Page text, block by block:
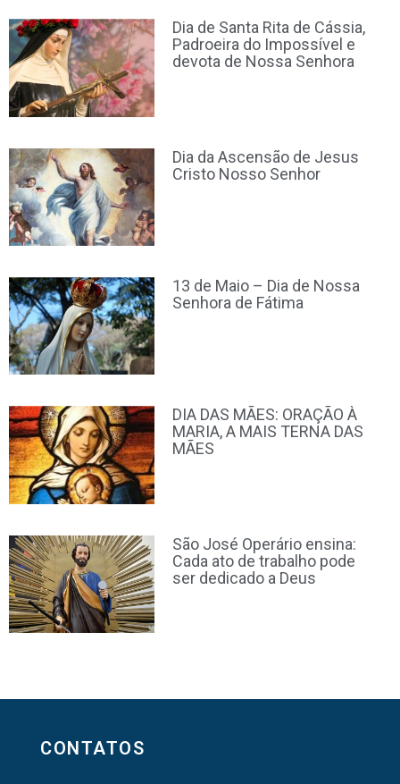
Dia de Santa Rita de Cássia,
Padroeira do Impossível e
devota de Nossa Senhora
Dia da Ascensão de Jesus
Cristo Nosso Senhor
13 de Maio – Dia de Nossa
Senhora de Fátima
DIA DAS MÃES: ORAÇÃO À
MARIA, A MAIS TERNA DAS
MÃES
São José Operário ensina:
Cada ato de trabalho pode
ser dedicado a Deus
CONTATOS